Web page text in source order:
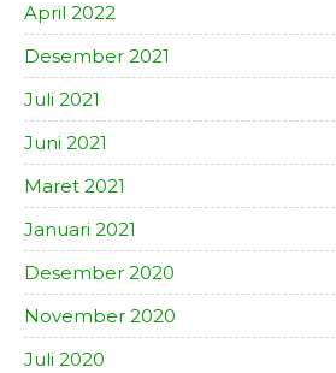
April 2022
Desember 2021
Juli 2021
Juni 2021
Maret 2021
Januari 2021
Desember 2020
November 2020
Juli 2020